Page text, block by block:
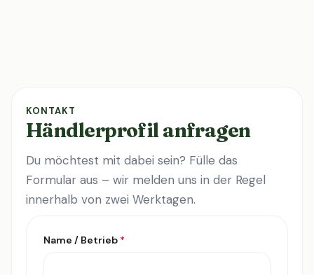
KONTAKT
Händlerprofil anfragen
Du möchtest mit dabei sein? Fülle das
Formular aus – wir melden uns in der Regel
innerhalb von zwei Werktagen.
Name / Betrieb *